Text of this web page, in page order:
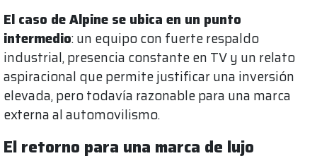
El caso de Alpine se ubica en un punto
intermedio: un equipo con fuerte respaldo
industrial, presencia constante en TV y un relato
aspiracional que permite justificar una inversión
elevada, pero todavía razonable para una marca
externa al automovilismo.
El retorno para una marca de lujo